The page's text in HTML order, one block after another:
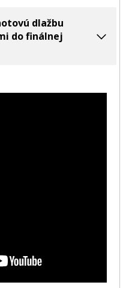
dlažbu
do finálnej